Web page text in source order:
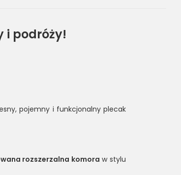
i podróży!
pojemny i funkcjonalny plecak
rozszerzalna komora w stylu